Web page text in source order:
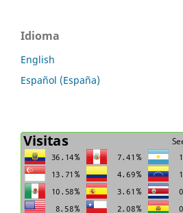
Idioma
English
Español (España)